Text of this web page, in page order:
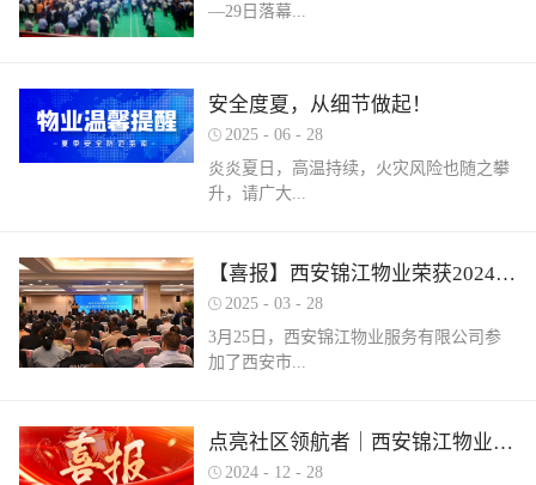
—29日落幕...
业职业技能竞赛中， 西安锦江物业服务有
限公司的选手们表现卓越，凭借扎实的理
论知识、精湛的操作技能和临危不乱的现
场发挥，在物业管理师、电工、消防设施
市住房和城乡建设局指导、市物业管理行
业协会主办，是全市物业管理行业一年一
度规格最高、水平最强、影响最广的职业
技能盛会。本次竞赛，共有来自全市60余
家物业企业的1300余名物业从业人员参
梦长安 精技赋能未来”，全面夯实行业人
才基础。参赛环节西安锦江物业作为西安
安全度夏，从细节做起！
2025 - 06 - 28
炎炎夏日，高温持续，火灾风险也随之攀
升，请广大...
业主做好夏季安全防范工作。风险在于防
范，平安才是幸福！西安锦江物业提醒
夏季高温，引发火灾事故占比较高，空
调、冰箱、电风扇等大功率电器的使用频
中要通风、散热，防止温度过高引发火
灾。空调、电风扇等电器设备不宜长时间
【喜报】西安锦江物业荣获2024年度优秀单位、全市技能竞赛优秀个人及优秀组织单位多项荣誉
2025 - 03 - 28
3月25日，西安锦江物业服务有限公司参
加了西安市...
物业管理行业协会组织召开的第三届会员
（代表）大会第四次全体会议暨物业高质
点亮社区领航者｜西安锦江物业高江、齐瑞获得“优秀项目经理”荣誉称号
2024 - 12 - 28